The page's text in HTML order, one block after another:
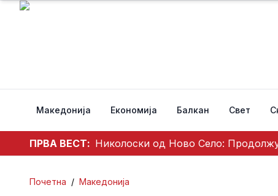
Македонија Економија Балкан Свет
ПРВА ВЕСТ: Николоски од Ново Село:
Почетна / Македонија